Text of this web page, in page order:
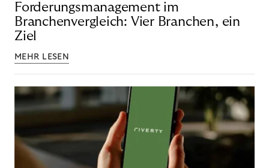
Forderungsmanagement im
Branchenvergleich: Vier Branchen, ein
Ziel
MEHR LESEN